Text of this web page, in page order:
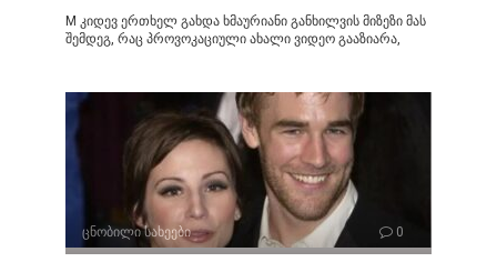
M კიდევ ერთხელ გახდა ხმაურიანი განხილვის მიზეზი მას
შემდეგ, რაც პროვოკაციული ახალი ვიდეო გააზიარა,
ცნობილი სახეები 0